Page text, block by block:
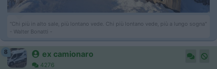
"Chi più in alto sale, più lontano vede. Chi più lontano vede, più a lungo sogna"
- Walter Bonatti -
8 ex camionaro
4276